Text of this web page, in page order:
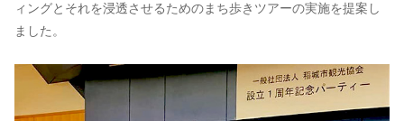
ィングとそれを浸透させるためのまち歩きツアーの実施を提案し
ました。